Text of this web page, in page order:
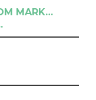
MARK…